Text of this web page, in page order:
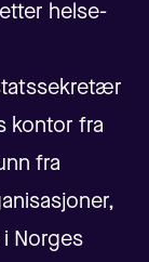
helse-
kontor fra
fra
Norges